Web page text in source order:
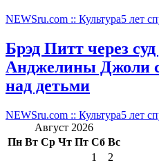
NEWSru.com :: Культура5 лет
Брэд Питт через
Анджелины Джоли
над детьми
NEWSru.com :: Культура5 лет
Август 2026
Пн Вт Ср Чт Пт Сб Вс
1
2